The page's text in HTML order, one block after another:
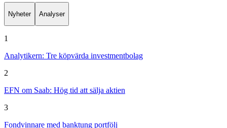
Nyheter Analyser
1
Analytikern: Tre köpvärda investmentbolag
2
EFN om Saab: Hög tid att sälja aktien
3
Fondvinnare med banktung portfölj